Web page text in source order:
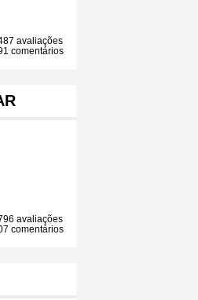
avaliações
comentários
avaliações
comentários